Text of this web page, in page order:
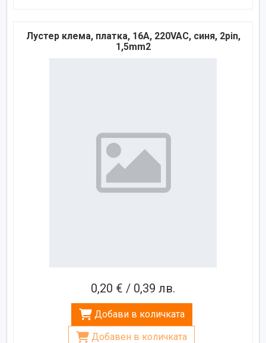
Лустер клема, платка, 16A, 220VAC, синя, 2pin,
1,5mm2
0,20 € / 0,39 лв.
Добави в количката
Добавен в количката